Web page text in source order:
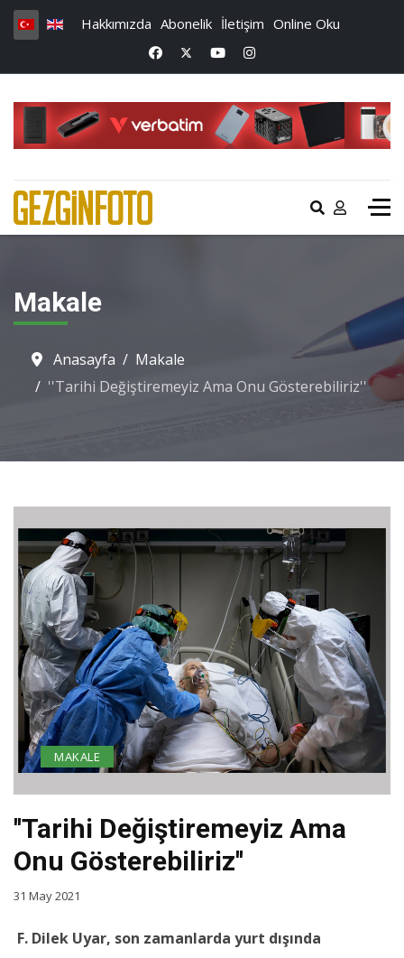
Hakkımızda Abonelik İletişim Online Oku
Makale
Anasayfa
Makale
''Tarihi Değiştiremeyiz Ama Onu Gösterebiliriz''
''Tarihi Değiştiremeyiz Ama
Onu Gösterebiliriz''
MAKALE
31 May 2021
F. Dilek Uyar, son zamanlarda yurt dışında